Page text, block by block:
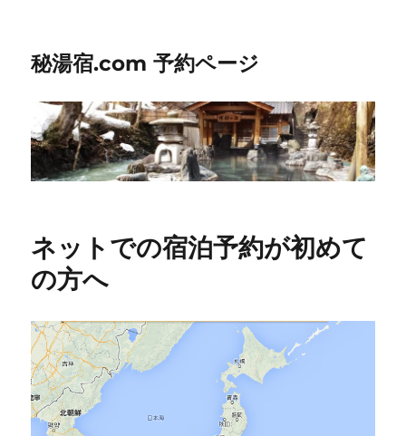
秘湯宿.com 予約ページ
ネットでの宿泊予約が初めて
の方へ